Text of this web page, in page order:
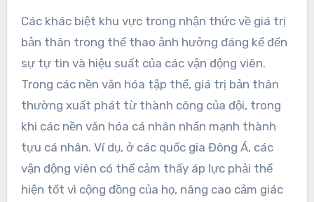
Các khác biệt khu vực trong nhận thức về giá trị
bản thân trong thể thao ảnh hưởng đáng kể đến
sự tự tin và hiệu suất của các vận động viên.
Trong các nền văn hóa tập thể, giá trị bản thân
thường xuất phát từ thành công của đội, trong
khi các nền văn hóa cá nhân nhấn mạnh thành
tựu cá nhân. Ví dụ, ở các quốc gia Đông Á, các
vận động viên có thể cảm thấy áp lực phải thể
hiện tốt vì cộng đồng của họ, nâng cao cảm giác